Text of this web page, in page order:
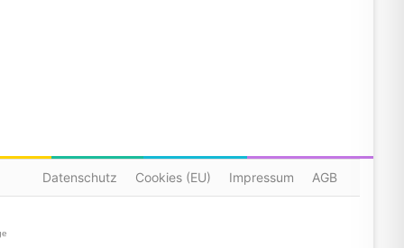
Datenschutz Cookies (EU) Impressum AGB